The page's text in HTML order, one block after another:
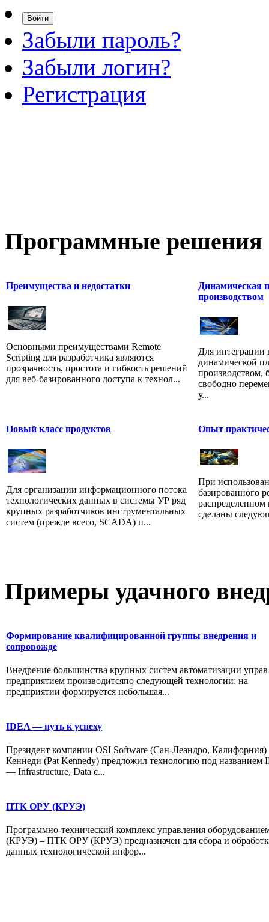
Забыли пароль?
Забыли логин?
Регистрация
Программные решения
Преимущества и недостатки
Основными преимуществами Remote
Scripting для разработчика являются
прозрачность, простота и гибкость решений
для веб-базированного доступа к технол...
Динамическая
производством
Для
динамической
производством,
свободно
у...
Новый класс продуктов
Для организации информационного потока
технологических данных в системы УР ряд
крупных разработчиков инструментальных
систем (прежде всего, SCADA) п...
Опыт
При
базированного
сделаны
Примеры удачного
Формирование квалифицированной группы внедрения и
сопровожде
Внедрение большинства крупных систем автоматизации
предприятием производитсяпо следующей технологии: на
предприятии формируется небольшая...
IDEA — путь к успеху
Президент компании OSI Software (Сан-Леандро, Калифорния)
Кеннеди (Pat Kennedy) предложил технологию под названием
— Infrastructure, Data c...
ПТК ОРУ (КРУЭ)
Программно-технический комплекс управления
(КРУЭ) – ПТК ОРУ (КРУЭ) предназначен для сбора и
данных технологической инфор...